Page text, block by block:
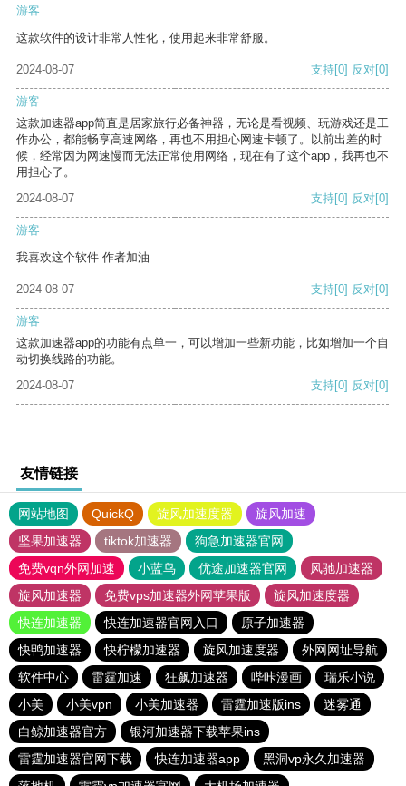
游客
这款软件的设计非常人性化，使用起来非常舒服。
2024-08-07 支持[0] 反对[0]
游客
这款加速器app简直是居家旅行必备神器，无论是看视频、玩游戏还是工
作办公，都能畅享高速网络，再也不用担心网速卡顿了。以前出差的时
候，经常因为网速慢而无法正常使用网络，现在有了这个app，我再也不
用担心了。
2024-08-07
支持[0] 反对[0]
游客
我喜欢这个软件 作者加油
2024-08-07 支持[0] 反对[0]
游客
这款加速器app的功能有点单一，可以增加一些新功能，比如增加一个自
动切换线路的功能。
2024-08-07
支持[0] 反对[0]
友情链接
网站地图 QuickQ 旋风加速度器
旋风加速
坚果加速器
tiktok加速器
狗急加速器官网
免费vqn外网加速
小蓝鸟 优途加速器官网
风驰加速器
旋风加速器
免费vps加速器外网苹果版
旋风加速度器
快连加速器
快连加速器官网入口
原子加速器
快鸭加速器
快柠檬加速器 旋风加速度器
外网网址导航
软件中心
雷霆加速 狂飙加速器 哔咔漫画
瑞乐小说
小美
小美vpn 小美加速器 雷霆加速版ins
迷雾通
白鲸加速器官方
银河加速器下载苹果ins
雷霆加速器官网下载
快连加速器app
黑洞vp永久加速器